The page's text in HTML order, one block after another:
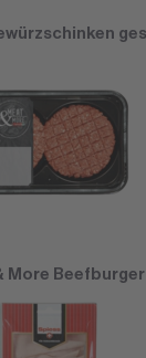
More Beefburger